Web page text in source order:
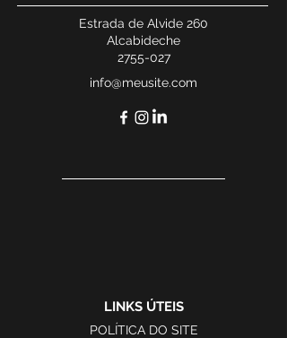
cromado
Estrada de Alvide 260
Alcabideche
2755-027
info@meusite.com
LINKS ÚTEIS
POLÍTICA DO SITE